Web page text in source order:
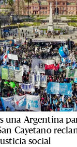
una Argentina
Cayetano
social